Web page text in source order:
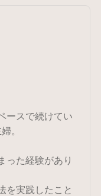
ースで続けてい
。
った経験があり
を実践したこと